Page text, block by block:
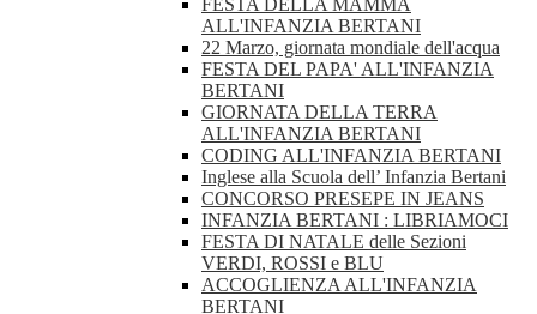
FESTA DELLA MAMMA
ALL'INFANZIA BERTANI
22 Marzo, giornata mondiale dell'acqua
FESTA DEL PAPA' ALL'INFANZIA
BERTANI
GIORNATA DELLA TERRA
ALL'INFANZIA BERTANI
CODING ALL'INFANZIA BERTANI
Inglese alla Scuola dell’ Infanzia Bertani
CONCORSO PRESEPE IN JEANS
INFANZIA BERTANI : LIBRIAMOCI
FESTA DI NATALE delle Sezioni
VERDI, ROSSI e BLU
ACCOGLIENZA ALL'INFANZIA
BERTANI